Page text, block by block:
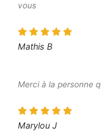
vous
Mathis B
Merci à la personne
Marylou J